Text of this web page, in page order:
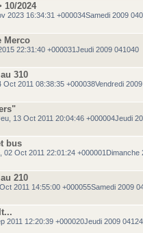
10/2024
2023 16:34:31 +000034Samedi 2009
Merco
22:31:40 +000031Jeudi 2009 041040
310
Oct 2011 08:38:35 +000038Vendredi
13 Oct 2011 20:04:46 +000004Jeudi
bus
02 Oct 2011 22:01:24 +000001Dimanche
210
2011 14:55:00 +000055Samedi 2009
2011 12:20:39 +000020Jeudi 2009